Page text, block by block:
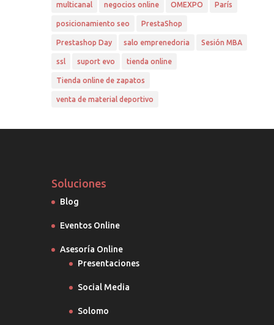
multicanal negocios online OMEXPO París
posicionamiento seo PrestaShop
Prestashop Day salo emprenedoria Sesión MBA
ssl suport evo tienda online
Tienda online de zapatos
venta de material deportivo
Soluciones
Blog
Eventos Online
Asesoría Online
Presentaciones
Social Media
Solomo